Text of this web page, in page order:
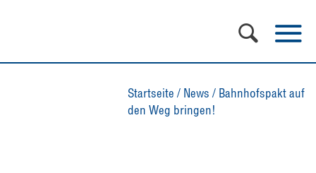
Startseite / News / Bahnhofspakt auf
den Weg bringen!